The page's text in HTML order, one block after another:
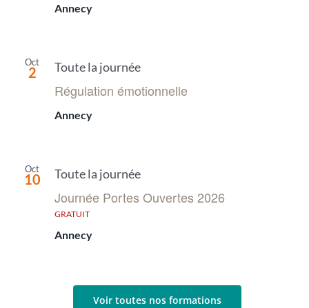
Annecy
Oct
2 Toute la journée
Régulation émotionnelle
Annecy
Oct
10 Toute la journée
Journée Portes Ouvertes 2026
GRATUIT
Annecy
Voir toutes nos formations